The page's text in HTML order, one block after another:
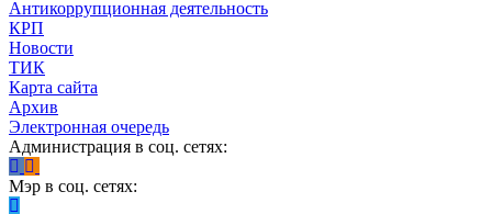
Антикоррупционная деятельность
КРП
Новости
ТИК
Карта сайта
Архив
Электронная очередь
Администрация в соц. сетях:
Мэр в соц. сетях: